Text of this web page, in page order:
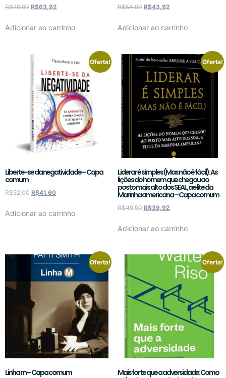
R$79,90 R$63,92
Adicionar ao carrinho
R$54,90 R$43,92
Adicionar ao carrinho
Oferta!
Liberte-se da negatividade – Capa
comum
R$52,00 R$41,60
Adicionar ao carrinho
Oferta!
Liderar é simples (Mas não é fácil): As
lições do homem que chegou ao
posto mais alto dos SEAL, a elite da
Marinha americana – Capa comum
R$49,90 R$39,92
Adicionar ao carrinho
Oferta!
Linha m – Capa comum
Oferta!
Mais forte que a adversidade: Como